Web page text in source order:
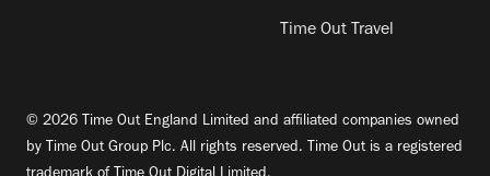
Time Out Travel
© 2026 Time Out England Limited and affiliated companies owned
by Time Out Group Plc. All rights reserved. Time Out is a registered